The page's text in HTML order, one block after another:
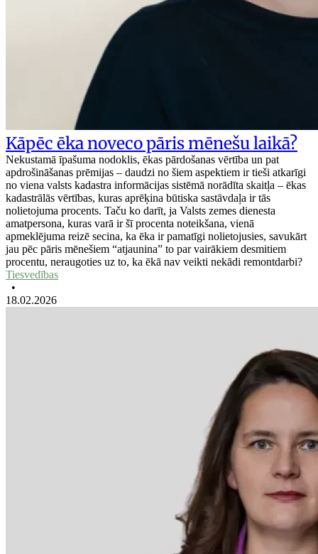
Kāpēc ēka noveco pāris mēnešu laikā?
Nekustamā īpašuma nodoklis, ēkas pārdošanas vērtība un pat
apdrošināšanas prēmijas – daudzi no šiem aspektiem ir tieši atkarīgi
no viena valsts kadastra informācijas sistēmā norādīta skaitļa – ēkas
kadastrālās vērtības, kuras aprēķina būtiska sastāvdaļa ir tās
nolietojuma procents. Taču ko darīt, ja Valsts zemes dienesta
amatpersona, kuras varā ir šī procenta noteikšana, vienā
apmeklējuma reizē secina, ka ēka ir pamatīgi nolietojusies, savukārt
jau pēc pāris mēnešiem “atjaunina” to par vairākiem desmitiem
procentu, neraugoties uz to, ka ēkā nav veikti nekādi remontdarbi?
Tiesvedības
•
18.02.2026